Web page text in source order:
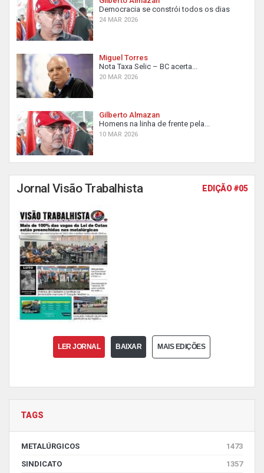
Democracia se constrói todos os dias
24 MAR 2026
Miguel Torres
Nota Taxa Selic – BC acerta...
20 MAR 2026
Gilberto Almazan
Homens na linha de frente pela...
10 MAR 2026
Jornal Visão Trabalhista EDIÇÃO #05
LER JORNAL BAIXAR MAIS EDIÇÕES
TAGS
METALÚRGICOS
1473
SINDICATO
1357